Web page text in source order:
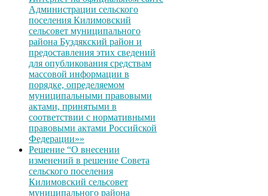
Администрации сельского
поселения Килимовский
сельсовет муниципального
района Буздякский район и
предоставления этих сведений
для опубликования средствам
массовой информации в
порядке, определяемом
муниципальными правовыми
актами, принятыми в
соответствии с нормативными
правовыми актами Российской
Федерации»»
Решение “О внесении
изменений в решение Совета
сельского поселения
Килимовский сельсовет
муниципального района